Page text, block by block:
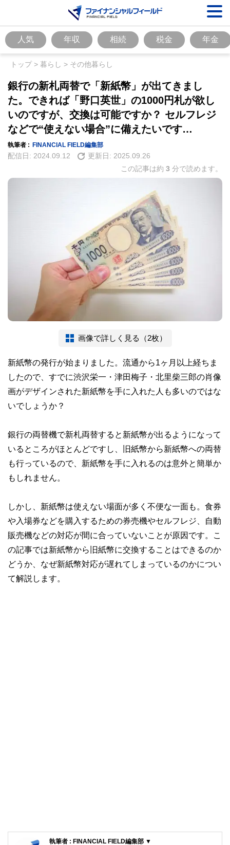
人気 年収 相続 税金 年金
トップ> 暮らし > その他暮らし
銀行の新札両替で「新紙幣」が出てきまし
た。できれば「野口英世」の1000円札が欲し
いのですが、交換は可能ですか？ セルフレジ
などで“使えない場合”に備えたいです…
執筆者 : FINANCIAL FIELD編集部
配信日: 2024.09.12 更新日: 2025.09.26
この記事は約 3 分で読めます。
画像で詳しく見る（2枚）
新紙幣の発行が始まりました。流通から1ヶ月以上経ちま
したので、すでに渋沢栄一・津田梅子・北里柴三郎の肖像
画がデザインされた新紙幣を手に入れた人も多いのではな
いでしょうか？
銀行の両替機で新札両替すると新紙幣が出るようになって
いるところがほとんどですし、旧紙幣から新紙幣への両替
も行っているので、新紙幣を手に入れるのは意外と簡単か
もしれません。
しかし、新紙幣は使えない場面が多く不便な一面も。食券
や入場券などを購入するための券売機やセルフレジ、自動
販売機などの対応が間に合っていないことが原因です。こ
の記事では新紙幣から旧紙幣に交換することはできるのか
どうか、なぜ新紙幣対応が遅れてしまっているのかについ
て解説します。
執筆者 : FINANCIAL FIELD編集部 ▼